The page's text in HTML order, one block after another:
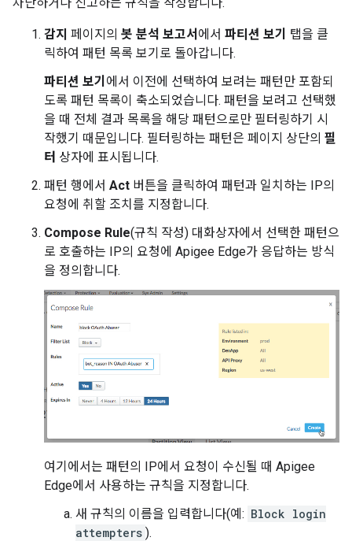
감지 페이지의 봇 분석 보고서 에서 파티션 보기
탭을 클
릭하여 패턴 목록 보기로 돌아갑니다.
파티션 보기 에서 이전에 선택하여 보려는 패턴만 포함되
도록 패턴 목록이 축소되었습니다. 패턴을 보려고 선택했
을 때 전체 결과 목록을 해당 패턴으로만 필터링하기 시
작했기 때문입니다. 필터링하는 패턴은 페이지 상단의 필
터 상자에 표시됩니다.
패턴 행에서 Act 버튼을 클릭하여 패턴과 일치하는 IP의
요청에 취할 조치를 지정합니다.
Compose Rule(규칙 작성) 대화상자에서 선택한 패턴으
로 호출하는 IP의 요청에 Apigee Edge가 응답하는 방식
을 정의합니다.
여기에서는 패턴의 IP에서 요청이 수신될 때 Apigee
Edge에서 사용하는 규칙을 지정합니다.
새 규칙의 이름을 입력합니다(예: Block login
attempters ).